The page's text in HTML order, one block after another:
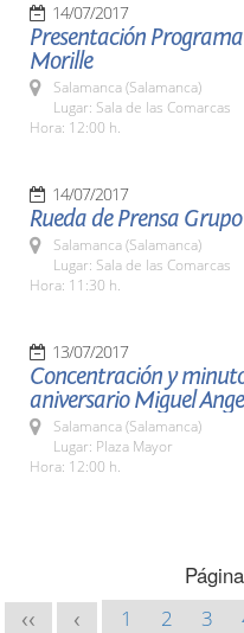
14/07/2017
Presentación Programa
Morille
Salamanca (Salamanca)
Lugar: Sala de las Comarcas
Hora: 12:00 h.
14/07/2017
Rueda de Prensa
Salamanca (Salamanca)
Lugar: Sala de las Comarcas
Hora: 11:30 h.
13/07/2017
Concentración y
aniversario Miguel
Salamanca (Salamanca)
Lugar: Plaza Mayor
Hora: 12:00 h.
Página
<< < 1 2 3